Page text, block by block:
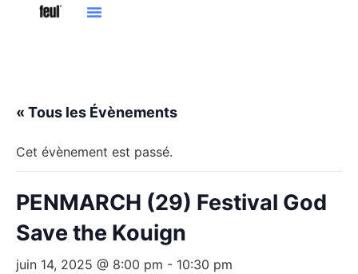
« Tous les Évènements
Cet évènement est passé.
PENMARCH (29) Festival God
Save the Kouign
juin 14, 2025 @ 8:00 pm - 10:30 pm